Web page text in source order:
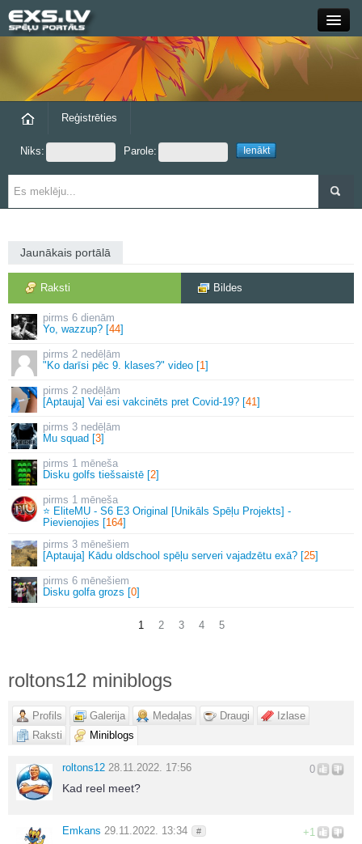
Close
Forums
Grupas
Reģistrēties
Niks: Parole:
Jaunākais portālā
Raksti Bildes
6 dienām
Yo, wazzup? [44]
2 nedēļām
"Ko darīsi pēc 9. klases?" video [1]
2 nedēļām
[Aptauja] Vai esi vakcinēts pret Covid-19? [41]
3 nedēļām
Mu squad [3]
1 mēneša
Disku golfs tiešsaistē [2]
1 mēneša
⭐ EliteMU - S6 E3 Original [Unikāls Spēļu Projekts] -
Pievienojies [164]
3 mēnešiem
[Aptauja] Kādu oldschool spēļu serveri vajadzētu exā? [25]
6 mēnešiem
Disku golfa grozs [0]
1 2 3 4 5
roltons12 miniblogs
Profils Galerija Medaļas Draugi
Izlase
Raksti
Miniblogs
0
roltons12 28.11.2022. 17:56
Kad reel meet?
+1
Emkans 29.11.2022. 13:34 #